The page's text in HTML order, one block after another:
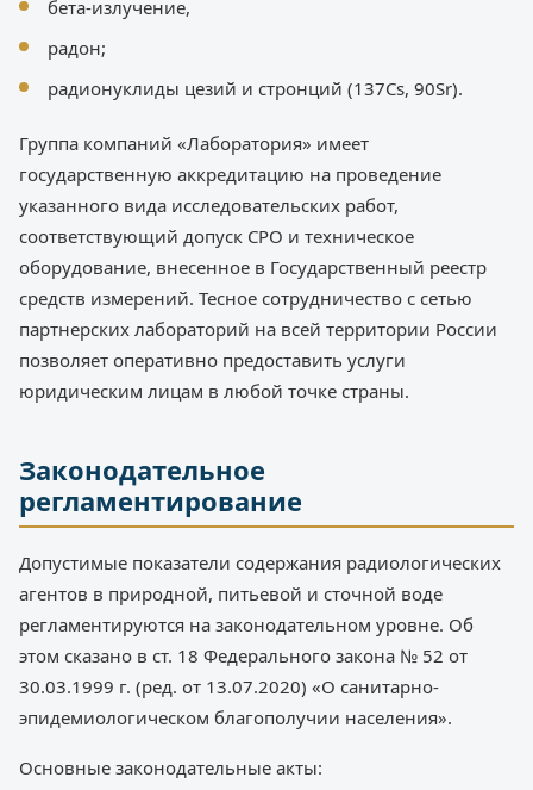
бета-излучение,
радон;
радионуклиды цезий и стронций (137Cs, 90Sr).
Группа компаний «Лаборатория» имеет
государственную аккредитацию на проведение
указанного вида исследовательских работ,
соответствующий допуск СРО и техническое
оборудование, внесенное в Государственный реестр
средств измерений. Тесное сотрудничество с сетью
партнерских лабораторий на всей территории России
позволяет оперативно предоставить услуги
юридическим лицам в любой точке страны.
Законодательное
регламентирование
Допустимые показатели содержания радиологических
агентов в природной, питьевой и сточной воде
регламентируются на законодательном уровне. Об
этом сказано в ст. 18 Федерального закона № 52 от
30.03.1999 г. (ред. от 13.07.2020) «О санитарно-
эпидемиологическом благополучии населения».
Основные законодательные акты: